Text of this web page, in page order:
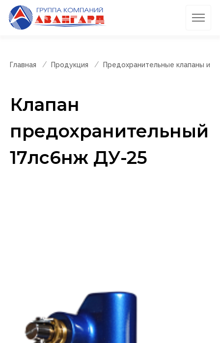
Главная Продукция Предохранительные клапаны и
Клапан
предохранительный
17лс6нж ДУ-25